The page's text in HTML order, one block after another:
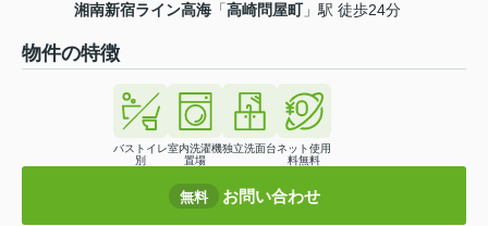
湘南新宿ライン高海 「高崎問屋町」駅 徒歩24分
物件の特徴
バストイレ
別
室内洗濯機
置場
独立洗面台ネット使用
料無料
無料 お問い合わせ